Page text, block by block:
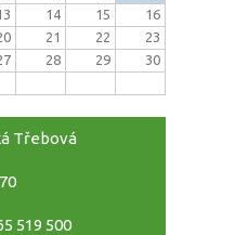
14 15
16
21 22
23
28 29
30
Třebová
519 500